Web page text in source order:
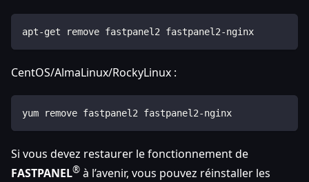
apt-get remove fastpanel2 fastpanel2-nginx
CentOS/AlmaLinux/RockyLinux :
yum remove fastpanel2 fastpanel2-nginx
Si vous devez restaurer le fonctionnement de
FASTPANEL® à l’avenir, vous pouvez réinstaller les